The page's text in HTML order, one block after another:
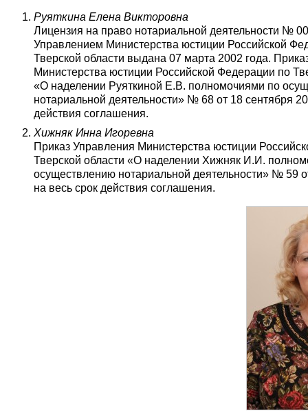
Руяткина Елена Викторовна
Лицензия на право нотариальной деятельности №
Управлением Министерства юстиции Российской
Тверской области выдана 07 марта 2002 года.
Министерства юстиции Российской Федерации по
«О наделении Руяткиной Е.В. полномочиями по
нотариальной деятельности» № 68 от 18 сентября
действия соглашения.
Хижняк Инна Игоревна
Приказ Управления Министерства юстиции
Тверской области «О наделении Хижняк И.И.
осуществлению нотариальной деятельности» № 59
на весь срок действия соглашения.